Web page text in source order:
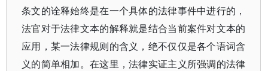
条文的诠释始终是在一个具体的法律事件中进行的，
法官对于法律文本的解释就是结合当前案件对文本的
应用，某一法律规则的含义，绝不仅仅是各个语词含
义的简单相加。在这里，法律实证主义所强调的法律